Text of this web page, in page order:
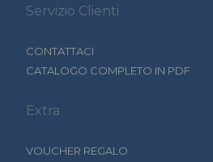
Servizio Clienti
CONTATTACI
CATALOGO COMPLETO IN PDF
Extra
VOUCHER REGALO